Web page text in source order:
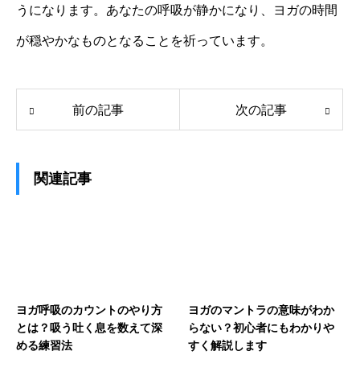
うになります。あなたの呼吸が静かになり、ヨガの時間
が穏やかなものとなることを祈っています。
前の記事 次の記事
関連記事
ヨガ呼吸のカウントのやり方
とは？吸う吐く息を数えて深
める練習法
ヨガのマントラの意味がわか
らない？初心者にもわかりや
すく解説します